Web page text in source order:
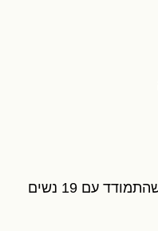
ותודה ליאניס הנהג אחד ויחיד שהתמודד עם 19 נשים